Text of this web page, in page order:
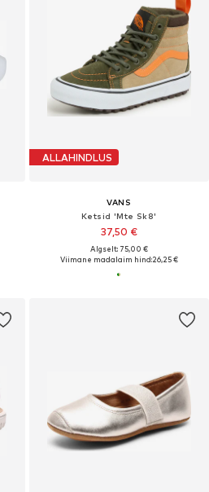
ALLAHINDLUS
VANS
Ketsid 'Mte Sk8'
37,50 €
Algselt: 75,00 €
Viimane madalaim hind:26,25 €